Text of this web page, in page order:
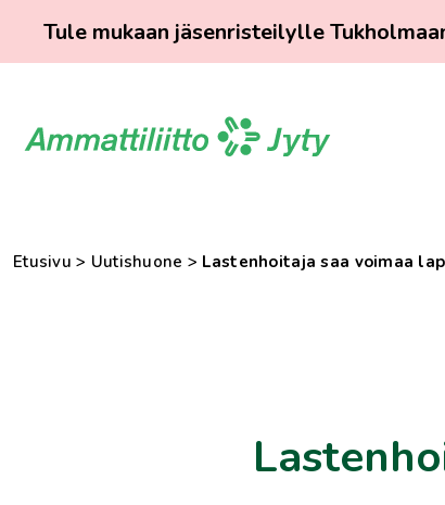
Tule mukaan jäsenristeilylle
sisältöön
Etusivu > Uutishuone > Lastenhoitaja saa voimaa